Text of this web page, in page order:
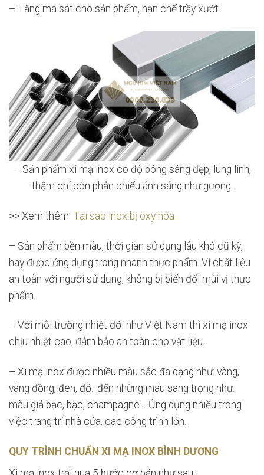
– Tăng ma sát cho sản phẩm, hạn chế trầy xướt.
– Sản phẩm xi mạ inox có độ bóng sáng đẹp, lung linh,
thậm chí còn phản chiếu ánh sáng như gương.
>> Xem thêm: Tại sao inox bị oxy hóa
– Sản phẩm bền màu, thời gian sử dụng lâu khó cũ kỹ,
hay được ứng dụng trong nhành thực phẩm. Vì chất liệu
an toàn với người sử dụng, không bị biến đổi mùi vị thực
phẩm.
– Với môi trường nhiệt đới như Việt Nam thì xi mạ inox
chịu nhiệt cao, đảm bảo an toàn cho vật liệu.
– Xi mạ inox được nhiều màu sắc đa dạng như: vàng,
vàng đồng, đen, đỏ.. đến những màu sang trọng như:
màu giả bạc, bạc, champagne… Ứng dụng nhiều trong
việc trang trí nhà cửa, các công trình lớn.
QUY TRÌNH CHUẨN XI MẠ INOX BÌNH DƯƠNG